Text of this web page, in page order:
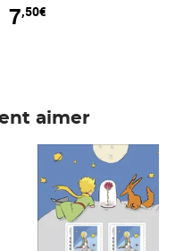
au panier
7,50€
aimer
Prix 7,50€